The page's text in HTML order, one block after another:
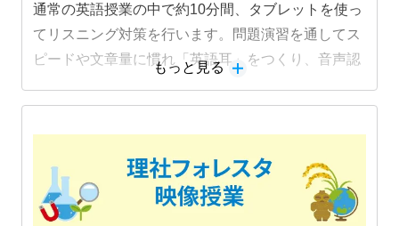
通常の英語授業の中で約10分間、タブレットを使っ
てリスニング対策を行います。問題演習を通してス
ピードや文章量に慣れ「英語耳」をつくり、音声認
つけます。
もっと見る